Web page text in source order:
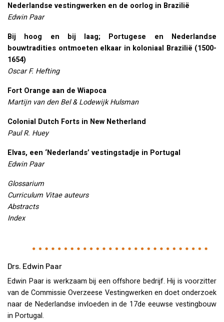
Nederlandse vestingwerken en de oorlog in Brazilië
Edwin Paar
Bij hoog en bij laag; Portugese en Nederlandse
bouwtradities ontmoeten elkaar in koloniaal Brazilië (1500-
1654)
Oscar F. Hefting
Fort Orange aan de Wiapoca
Martijn van den Bel & Lodewijk Hulsman
Colonial Dutch Forts in New Netherland
Paul R. Huey
Elvas, een ‘Nederlands’ vestingstadje in Portugal
Edwin Paar
Glossarium
Curriculum Vitae auteurs
Abstracts
Index
Drs. Edwin Paar
Edwin Paar is werkzaam bij een offshore bedrijf. Hij is voorzitter
van de Commissie Overzeese Vestingwerken en doet onderzoek
naar de Nederlandse invloeden in de 17de eeuwse vestingbouw
in Portugal.